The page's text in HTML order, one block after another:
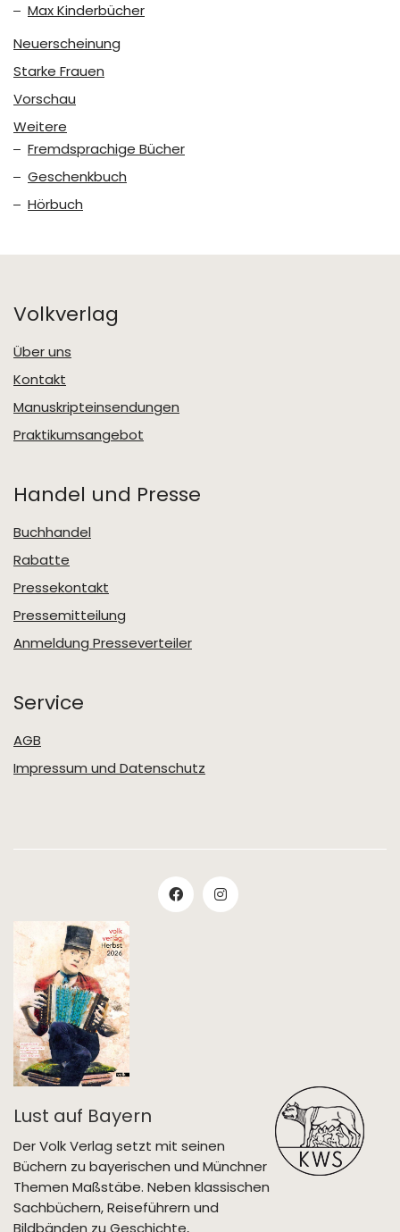
Max Kinderbücher
Neuerscheinung
Starke Frauen
Vorschau
Weitere
Fremdsprachige Bücher
Geschenkbuch
Hörbuch
Volkverlag
Über uns
Kontakt
Manuskripteinsendungen
Praktikumsangebot
Handel und Presse
Buchhandel
Rabatte
Pressekontakt
Pressemitteilung
Anmeldung Presseverteiler
Service
AGB
Impressum und Datenschutz
Lust auf Bayern
Der Volk Verlag setzt mit seinen
Büchern zu bayerischen und Münchner
Themen Maßstäbe. Neben klassischen
Sachbüchern, Reiseführern und
Bildbänden zu Geschichte,